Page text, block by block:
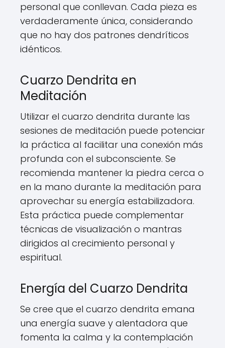
personal que conllevan. Cada pieza es
verdaderamente única, considerando
que no hay dos patrones dendríticos
idénticos.
Cuarzo Dendrita en
Meditación
Utilizar el cuarzo dendrita durante las
sesiones de meditación puede potenciar
la práctica al facilitar una conexión más
profunda con el subconsciente. Se
recomienda mantener la piedra cerca o
en la mano durante la meditación para
aprovechar su energía estabilizadora.
Esta práctica puede complementar
técnicas de visualización o mantras
dirigidos al crecimiento personal y
espiritual.
Energía del Cuarzo Dendrita
Se cree que el cuarzo dendrita emana
una energía suave y alentadora que
fomenta la calma y la contemplación